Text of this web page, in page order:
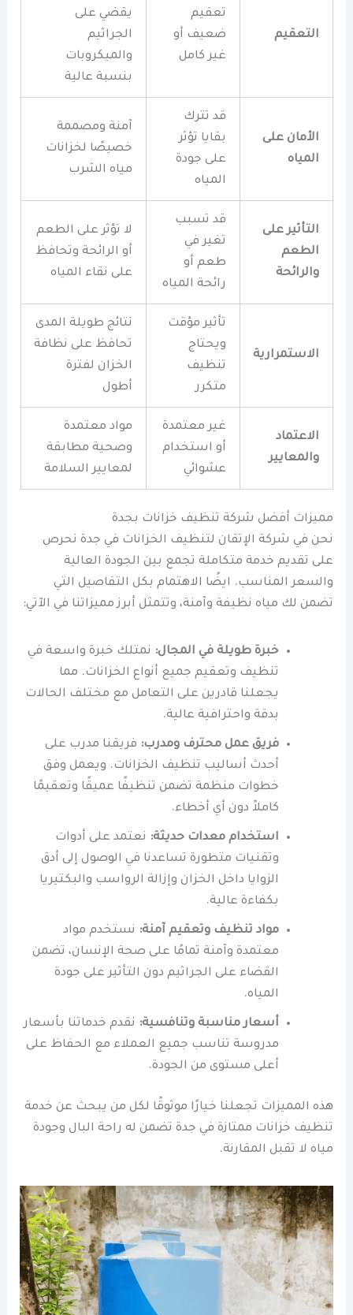
التعقيم
تعقيم
ضعيف أو
غير كامل
يقضي على
الجراثيم
والميكروبات
بنسبة عالية
الأمان على
المياه
قد تترك
بقايا تؤثر
على جودة
المياه
آمنة ومصممة
خصيصًا لخزانات
مياه الشرب
التأثير على
الطعم
والرائحة
قد تسبب
تغير في
طعم أو
رائحة المياه
لا تؤثر على الطعم
أو الرائحة وتحافظ
على نقاء المياه
الاستمرارية
تأثير مؤقت
ويحتاج
تنظيف
متكرر
نتائج طويلة المدى
تحافظ على نظافة
الخزان لفترة
أطول
الاعتماد
والمعايير
غير معتمدة
أو استخدام
عشوائي
مواد معتمدة
وصحية مطابقة
لمعايير السلامة
مميزات أفضل شركة تنظيف خزانات بجدة
نحن في شركة الإتقان لتنظيف الخزانات في جدة نحرص
على تقديم خدمة متكاملة تجمع بين الجودة العالية
والسعر المناسب. ايضًا الاهتمام بكل التفاصيل التي
تضمن لك مياه نظيفة وآمنة، وتتمثل أبرز مميزاتنا في الآتي:
خبرة طويلة في المجال: نمتلك خبرة واسعة في
تنظيف وتعقيم جميع أنواع الخزانات. مما
يجعلنا قادرين على التعامل مع مختلف الحالات
بدقة واحترافية عالية.
فريق عمل محترف ومدرب: فريقنا مدرب على
أحدث أساليب تنظيف الخزانات. ويعمل وفق
خطوات منظمة تضمن تنظيفًا عميقًا وتعقيمًا
كاملاً دون أي أخطاء.
استخدام معدات حديثة: نعتمد على أدوات
وتقنيات متطورة تساعدنا في الوصول إلى أدق
الزوايا داخل الخزان وإزالة الرواسب والبكتيريا
بكفاءة عالية.
مواد تنظيف وتعقيم آمنة: نستخدم مواد
معتمدة وآمنة تمامًا على صحة الإنسان، تضمن
القضاء على الجراثيم دون التأثير على جودة
المياه.
أسعار مناسبة وتنافسية: نقدم خدماتنا بأسعار
مدروسة تناسب جميع العملاء مع الحفاظ على
أعلى مستوى من الجودة.
هذه المميزات تجعلنا خيارًا موثوقًا لكل من يبحث عن خدمة
تنظيف خزانات ممتازة في جدة تضمن له راحة البال وجودة
مياه لا تقبل المقارنة.